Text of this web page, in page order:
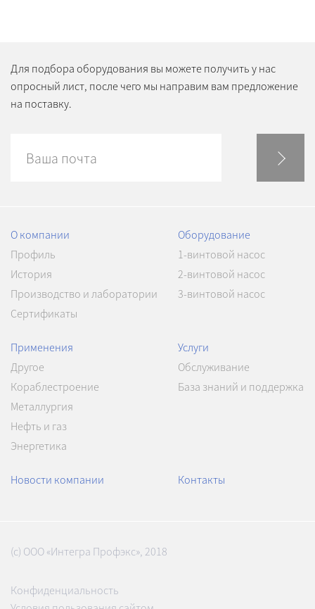
Для подбора оборудования вы можете получить у нас
опросный лист, после чего мы направим вам предложение
на поставку.
О компании
Профиль
История
Производство и лаборатории
Сертификаты
Оборудование
1-винтовой насос
2-винтовой насос
3-винтовой насос
Применения
Другое
Кораблестроение
Металлургия
Нефть и газ
Энергетика
Услуги
Обслуживание
База знаний и поддержка
Новости компании Контакты
(с) ООО «Интегра Профэкс», 2018
Конфиденциальность